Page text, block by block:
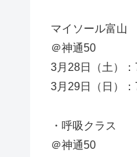
マイソール富山
＠神通50
3月28日（土）
3月29日（日）
・呼吸クラス
＠神通50